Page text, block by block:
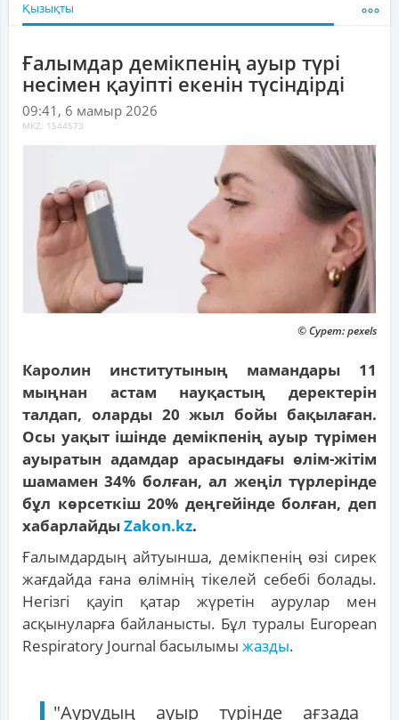
Қызықты
Ғалымдар демікпенің ауыр түрі
несімен қауіпті екенін түсіндірді
09:41, 6 мамыр 2026
MKZ: 1544573
© Сурет: pexels
Каролин институтының мамандары 11
мыңнан астам науқастың деректерін
талдап, оларды 20 жыл бойы бақылаған.
Осы уақыт ішінде демікпенің ауыр түрімен
ауыратын адамдар арасындағы өлім-жітім
шамамен 34% болған, ал жеңіл түрлерінде
бұл көрсеткіш 20% деңгейінде болған, деп
хабарлайдыZakon.kz.
Ғалымдардың айтуынша, демікпенің өзі сирек
жағдайда ғана өлімнің тікелей себебі болады.
Негізгі қауіп қатар жүретін аурулар мен
асқынуларға байланысты. Бұл туралы European
Respiratory Journal басылымы жазды.
"Аурудың ауыр түрінде ағзада